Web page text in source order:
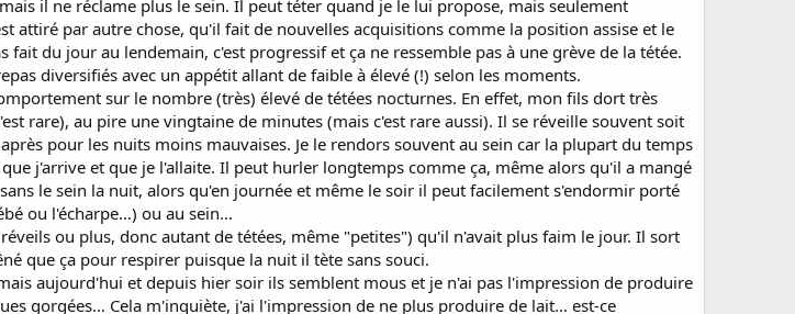
il ne réclame plus le sein. Il peut téter quand je le lui propose, mais seulement
attiré par autre chose, qu'il fait de nouvelles acquisitions comme la position assise et le
du jour au lendemain, c'est progressif et ça ne ressemble pas à une grève de la tétée.
diversifiés avec un appétit allant de faible à élevé (!) selon les moments.
sur le nombre (très) élevé de tétées nocturnes. En effet, mon fils dort très
rare), au pire une vingtaine de minutes (mais c'est rare aussi). Il se réveille souvent soit
pour les nuits moins mauvaises. Je le rendors souvent au sein car la plupart du temps
j'arrive et que je l'allaite. Il peut hurler longtemps comme ça, même alors qu'il a mangé
le sein la nuit, alors qu'en journée et même le soir il peut facilement s'endormir porté
ou l'écharpe…) ou au sein…
ou plus, donc autant de tétées, même "petites") qu'il n'avait plus faim le jour. Il sort
que ça pour respirer puisque la nuit il tète sans souci.
aujourd'hui et depuis hier soir ils semblent mous et je n'ai pas l'impression de produire
gorgées… Cela m'inquiète, j'ai l'impression de ne plus produire de lait… est-ce